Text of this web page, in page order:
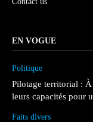
EN VOGUE
Politique
Pilotage territorial :
leurs capacités pour
Faits divers